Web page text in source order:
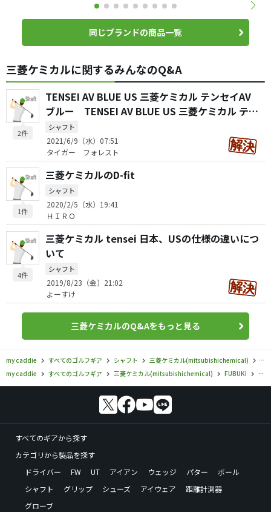
同じブランドの商品一覧
三菱ケミカルに関するみんなのQ&A
2件
TENSEI AV BLUE US 三菱ケミカル テンセイAV
ブルー TENSEI AV BLUE US 三菱ケミカル テン
セイAV RAWブルー
シャフト
2021/6/9（水）07:51
タイガー フォレスト
1件
三菱ケミカルのD-fit
シャフト
2020/2/5（水）19:41
ＨＩＲＯ
4件
三菱ケミカル tensei 日本、USの仕様の違いにつ
いて
シャフト
2019/8/23（金）21:02
よーすけ
三菱ケミカルのQ&Aをもっと見る
my caddie すべてのゴルフギア シャフト 三菱ケミカル(mitsubishichemical)
my caddie
すべてのゴルフギア 三菱ケミカル(mitsubishichemical) FUBUKI 三
すべてのギアから探す
カテゴリから製品を探す
ドライバー
FW UT アイアン ウェッジ パター
ボール
シャフト
グリップ シューズ アイウェア
距離計測器
グローブ